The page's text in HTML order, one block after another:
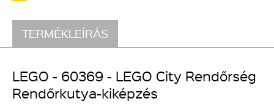
TERMÉKLEÍRÁS
LEGO - 60369 - LEGO City Rendőrség
Rendőrkutya-kiképzés